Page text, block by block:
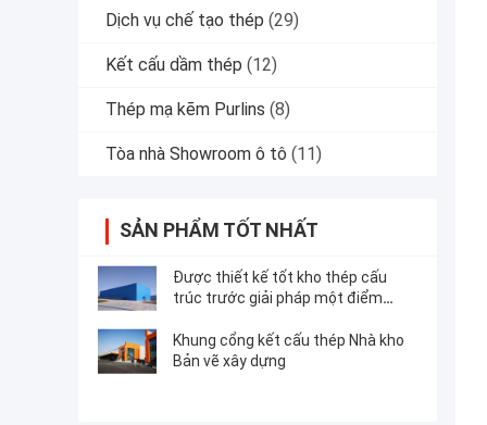
Dịch vụ chế tạo thép (29)
Kết cấu dầm thép (12)
Thép mạ kẽm Purlins (8)
Tòa nhà Showroom ô tô (11)
SẢN PHẨM TỐT NHẤT
Được thiết kế tốt kho thép cấu
trúc trước giải pháp một điểm
Khung cổng kết cấu thép Nhà kho
Bản vẽ xây dựng